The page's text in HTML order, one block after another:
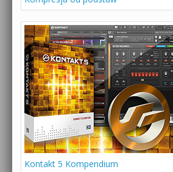
Kontakt 5 Kompendium